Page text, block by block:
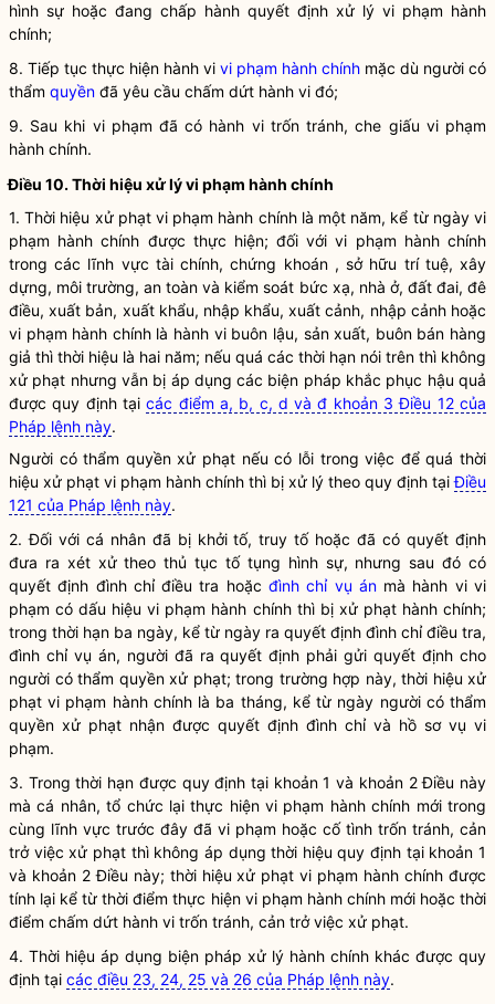
hình sự hoặc đang chấp hành quyết định xử lý vi phạm hành
chính;
8. Tiếp tục thực hiện hành vi vi phạm hành chính mặc dù người có
thẩm quyền đã yêu cầu chấm dứt hành vi đó;
9. Sau khi vi phạm đã có hành vi trốn tránh, che giấu vi phạm
hành chính.
Điều 10. Thời hiệu xử lý vi phạm hành chính
1. Thời hiệu xử phạt vi phạm hành chínhlà một năm, kể từ ngày vi
phạm hành chính được thực hiện; đối với vi phạm hành chính
trong các lĩnh vực tài chính, chứng khoán , sở hữu trí tuệ, xây
dựng, môi trường, an toàn và kiểm soát bức xạ, nhà ở, đất đai, đê
điều, xuất bản, xuất khẩu, nhập khẩu, xuất cảnh, nhập cảnh hoặc
vi phạm hành chính là hành vi buôn lậu, sản xuất, buôn bán hàng
giả thì thời hiệu là hai năm; nếu quá các thời hạn nói trên thì không
xử phạt nhưng vẫn bị áp dụng các biện pháp khắc phục hậu quả
được quy định tạicác điểm a, b, c, d và đ khoản 3 Điều 12 của
Pháp lệnh này.
Người có thẩm quyềnxử phạt nếu có lỗi trong việc để quá thời
hiệu xử phạt vi phạm hành chính thì bị xử lý theo quy định tạiĐiều
121 của Pháp lệnh này.
2. Đối với cá nhân đã bị khởi tố, truy tố hoặc đã có quyết định
đưa ra xét xử theo thủ tục tố tụng hình sự, nhưng sau đó có
quyết định đình chỉ điều tra hoặc đình chỉ vụ ánmà hành vi vi
phạm có dấu hiệu vi phạm hành chính thì bị xử phạt hành chính;
trong thời hạn ba ngày, kể từ ngày ra quyết định đình chỉ điều tra,
đình chỉ vụ án, người đã ra quyết định phải gửi quyết định cho
người có thẩm quyềnxử phạt; trong trường hợp này, thời hiệu xử
phạt vi phạm hành chínhlà ba tháng, kể từ ngày người có thẩm
quyền xử phạt nhận được quyết định đình chỉ và hồ sơ vụ vi
phạm.
3. Trong thời hạn được quy định tại khoản 1 và khoản 2 Điều này
mà cá nhân,tổ chức lại thực hiện vi phạm hành chính mới trong
cùng lĩnh vực trước đây đã vi phạm hoặc cố tình trốn tránh, cản
trở việc xử phạt thì không áp dụng thời hiệu quy định tại khoản 1
và khoản 2 Điều này; thời hiệuxử phạt vi phạm hành chính được
tính lại kể từ thời điểm thực hiện vi phạm hành chính mới hoặc thời
điểm chấm dứt hành vi trốn tránh, cản trở việc xử phạt.
4. Thời hiệu áp dụng biện pháp xử lý hành chính khác được quy
định tại các điều 23, 24, 25 và 26 của Pháp lệnh này.